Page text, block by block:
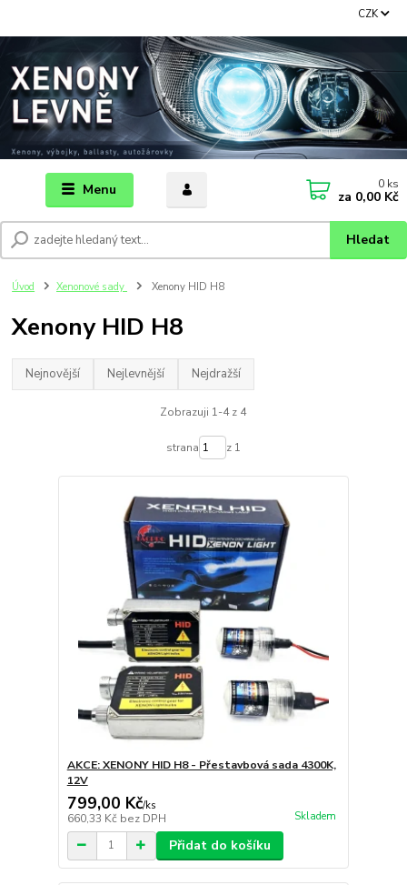
Menu
CZK
Hledat
0 ks
za 0,00 Kč
Úvod Xenonové sady Xenony HID H8
Xenony HID H8
Nejnovější Nejlevnější Nejdražší
Zobrazuji 1-4 z 4
strana z 1
AKCE: XENONY HID H8 - Přestavbová sada 4300K,
12V
799,00 Kč/ks
660,33 Kč bez DPH Skladem
Přidat do košíku